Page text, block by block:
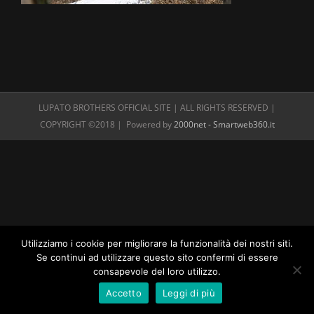
LUPATO BROTHERS OFFICIAL SITE | ALL RIGHTS RESERVED |
COPYRIGHT ©2018 | Powered by2000net - Smartweb360.it
Utilizziamo i cookie per migliorare la funzionalità dei nostri siti.
Se continui ad utilizzare questo sito confermi di essere
consapevole del loro utilizzo.
Accetto
Leggi di più